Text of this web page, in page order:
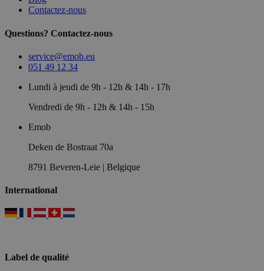
Contactez-nous
Questions? Contactez-nous
service@emob.eu
051 49 12 34
Lundi à jeudi de 9h - 12h & 14h - 17h
Vendredi de 9h - 12h & 14h - 15h
Emob
Deken de Bostraat 70a
8791 Beveren-Leie | Belgique
International
Label de qualité